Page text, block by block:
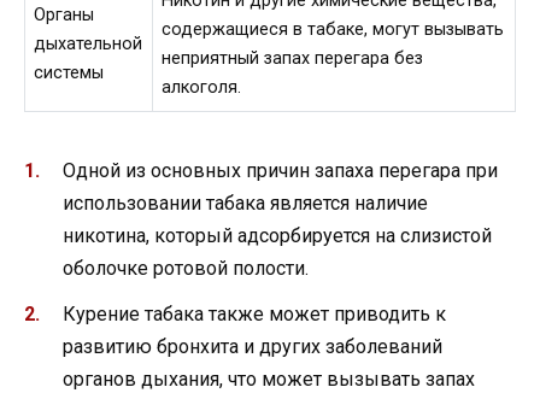
Органы
дыхательной
системы
содержащиеся в табаке, могут вызывать
неприятный запах перегара без
алкоголя.
Одной из основных причин запаха перегара при
использовании табака является наличие
никотина, который адсорбируется на слизистой
оболочке ротовой полости.
Курение табака также может приводить к
развитию бронхита и других заболеваний
органов дыхания, что может вызывать запах